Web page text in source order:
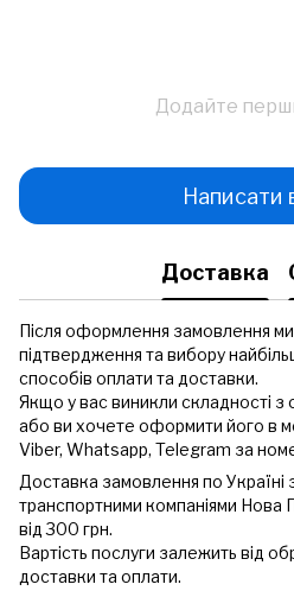
Додайте
Написати
Доставка
Після оформлення замовлення
підтвердження та вибору
способів оплати та доставки.
Якщо у вас виникли складності
або ви хочете оформити його в
Viber, Whatsapp, Telegram за
Доставка замовлення по Україні
транспортними компаніями Нова
від 300 грн.
Вартість послуги залежить від
доставки та оплати.